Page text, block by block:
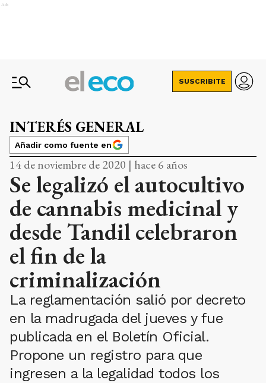
Ads
SUSCRIBITE
INTERÉS GENERAL
Añadir como fuente en
14 de noviembre de 2020 | hace 6 años
Se legalizó el autocultivo
de cannabis medicinal y
desde Tandil celebraron
el fin de la
criminalización
La reglamentación salió por decreto
en la madrugada del jueves y fue
publicada en el Boletín Oficial.
Propone un registro para que
ingresen a la legalidad todos los